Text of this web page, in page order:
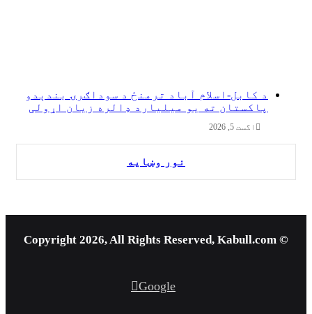
د کابل-اسلام آباد ترمنځ د سوداګرۍ بندېدو
پاکستان ته یو میلیارد ډالره زیان اړولی
اگست 5, 2026
نور وښایه
© Copyright 2026, All Rights Reserved, Kabull.com
Google